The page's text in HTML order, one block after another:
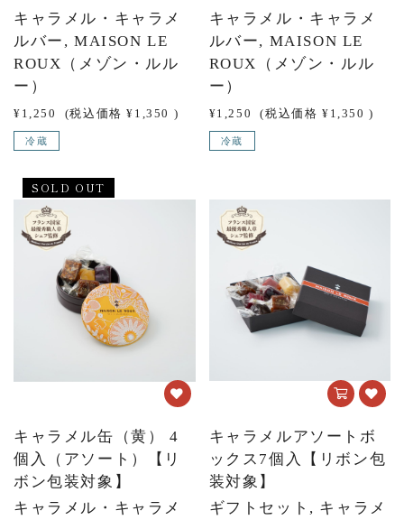
キャラメル・キャラメ
ルバー, MAISON LE
ROUX（メゾン・ルル
ー）
¥1,250 (税込価格 ¥1,350 )
冷蔵
キャラメル・キャラメ
ルバー, MAISON LE
ROUX（メゾン・ルル
ー）
¥1,250 (税込価格 ¥1,350 )
冷蔵
SOLD OUT
キャラメル缶（黄） 4
個入（アソート）【リ
ボン包装対象】
キャラメル・キャラメ
キャラメルアソートボ
ックス7個入【リボン包
装対象】
ギフトセット, キャラメ